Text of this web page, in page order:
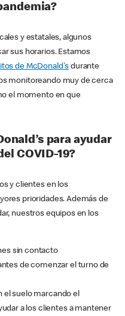
y estatales, algunos
sus horarios. Estamos
de McDonald's durante
monitoreando muy de cerca
el momento en que
para ayudar
COVID-19?
y clientes en los
prioridades. Además de
nuestros equipos en los
sin contacto
de comenzar el turno de
el suelo marcando el
a los clientes a mantener